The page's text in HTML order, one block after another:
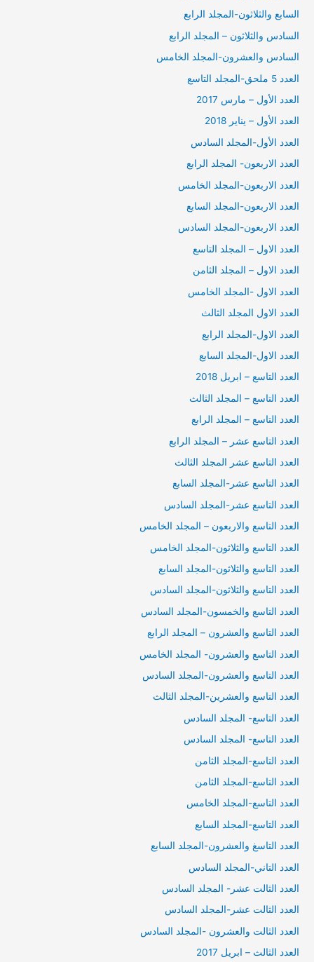
السابع والثلاثون-المجلد الرابع
السادس والثلاثون – المجلد الرابع
السادس والعشرون-المجلد الخامس
العدد 5 ملحق-المجلد التاسع
العدد الأول – مارس 2017
العدد الأول – يناير 2018
العدد الأول-المجلد السادس
العدد الاربعون- المجلد الرابع
العدد الاربعون-المجلد الخامس
العدد الاربعون-المجلد السابع
العدد الاربعون-المجلد السادس
العدد الاول – المجلد التاسع
العدد الاول – المجلد الثامن
العدد الاول -المجلد الخامس
العدد الاول المجلد الثالث
العدد الاول-المجلد الرابع
العدد الاول-المجلد السابع
العدد التاسع – ابريل 2018
العدد التاسع – المجلد الثالث
العدد التاسع – المجلد الرابع
العدد التاسع عشر – المجلد الرابع
العدد التاسع عشر المجلد الثالث
العدد التاسع عشر-المجلد السابع
العدد التاسع عشر-المجلد السادس
العدد التاسع والاربعون – المجلد الخامس
العدد التاسع والثلاثون-المجلد الخامس
العدد التاسع والثلاثون-المجلد السابع
العدد التاسع والثلاثون-المجلد السادس
العدد التاسع والخمسون-المجلد السادس
العدد التاسع والعشرون – المجلد الرابع
العدد التاسع والعشرون- المجلد الخامس
العدد التاسع والعشرون-المجلد السادس
العدد التاسع والعشرين-المجلد الثالث
العدد التاسع- المجلد السادس
العدد التاسع- المجلد السادس
العدد التاسع-المجلد الثامن
العدد التاسع-المجلد الثامن
العدد التاسع-المجلد الخامس
العدد التاسع-المجلد السابع
العدد التاسغ والعشرون-المجلد السابع
العدد التاني-المجلد السادس
العدد الثالت عشر- المجلد السادس
العدد الثالت عشر-المجلد السادس
العدد الثالت والعشرون -المجلد السادس
العدد الثالث – ابريل 2017